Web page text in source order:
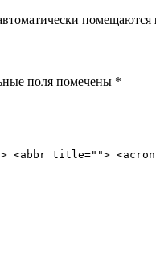
помещаются
поля помечены *
title="">